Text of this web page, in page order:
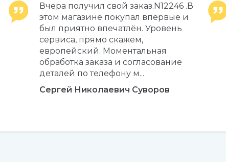
Вчера получил свой заказ.N12246 .В
этом магазине покупал впервые и
был приятно впечатлён. Уровень
сервиса, прямо скажем,
европейский. Моментальная
обработка заказа и согласование
деталей по телефону м...
Сергей Николаевич Суворов